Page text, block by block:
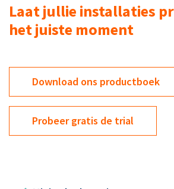
Laat jullie installaties
het juiste moment
Download ons productboek
Probeer gratis de trial